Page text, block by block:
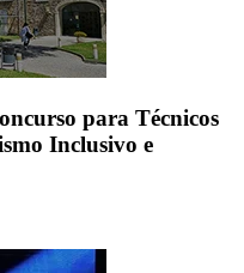
para Técnicos
Inclusivo e